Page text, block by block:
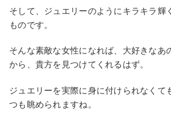
そして、ジュエリーのようにキラキラ輝
ものです。
そんな素敵な女性になれば、大好きなあ
から、貴方を見つけてくれるはず。
ジュエリーを実際に身に付けられなくて
つも眺められますね。